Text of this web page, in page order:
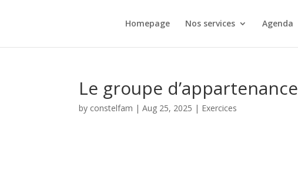
Homepage Nos services Agenda
Le groupe d’appartenance
by constelfam |Aug 25, 2025 | Exercices